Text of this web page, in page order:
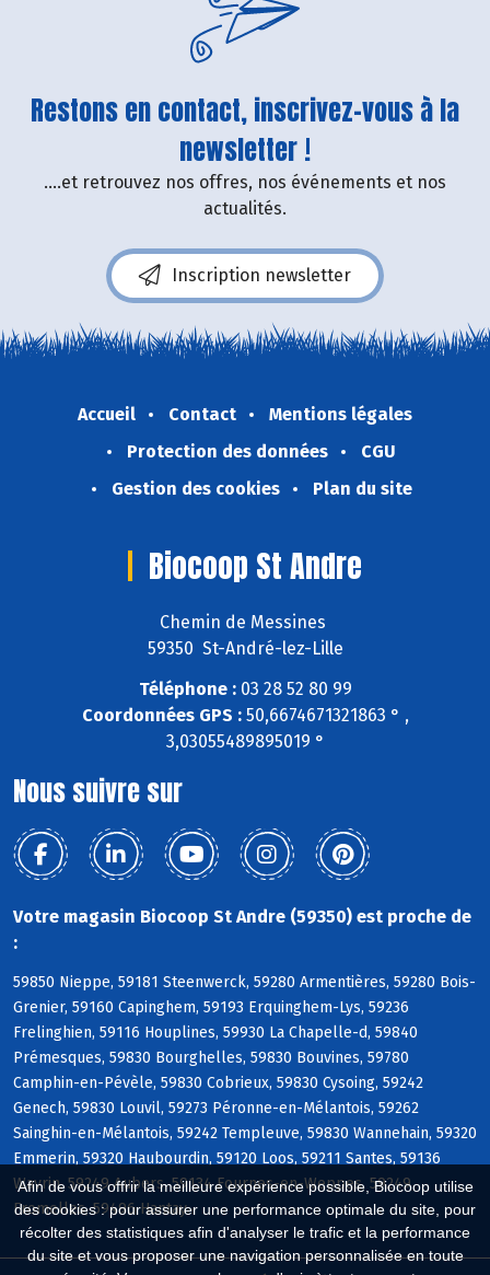
Afin de vous offrir la meilleure expérience possible, Biocoop utilise
des cookies : pour assurer une performance optimale du site, pour
récolter des statistiques afin d'analyser le trafic et la performance
du site et vous proposer une navigation personnalisée en toute
Restons en contact, inscrivez-vous à la
newsletter !
....et retrouvez nos offres, nos événements et nos
actualités.
Inscription newsletter
Accueil Contact
Mentions légales
Protection des données
CGU
Gestion des cookies
Plan du site
Biocoop St Andre
Chemin de Messines
59350 St-André-lez-Lille
Téléphone :03 28 52 80 99
Coordonnées GPS :50,6674671321863 ° ,
3,03055489895019 °
Nous suivre sur
Votre magasin Biocoop St Andre (59350) est proche de
:
59850 Nieppe, 59181 Steenwerck, 59280 Armentières, 59280 Bois-
Grenier, 59160 Capinghem, 59193 Erquinghem-Lys, 59236
Frelinghien, 59116 Houplines, 59930 La Chapelle-d, 59840
Prémesques, 59830 Bourghelles, 59830 Bouvines, 59780
Camphin-en-Pévèle, 59830 Cobrieux, 59830 Cysoing, 59242
Genech, 59830 Louvil, 59273 Péronne-en-Mélantois, 59262
Sainghin-en-Mélantois, 59242 Templeuve, 59830 Wannehain, 59320
Emmerin, 59320 Haubourdin, 59120 Loos, 59211 Santes, 59136
Wavrin, 59249 Aubers, 59134 Fournes-en-Weppes, 59249
Fromelles, 59496 Hantay